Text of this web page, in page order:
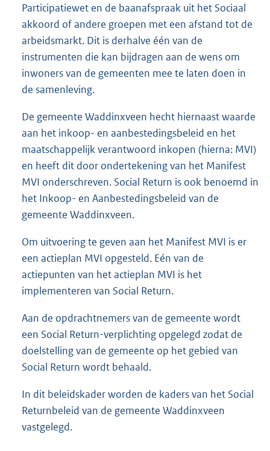
Participatiewet en de baanafspraak uit het Sociaal
akkoord of andere groepen met een afstand tot de
arbeidsmarkt. Dit is derhalve één van de
instrumenten die kan bijdragen aan de wens om
inwoners van de gemeenten mee te laten doen in
de samenleving.
De gemeente Waddinxveen hecht hiernaast waarde
aan het inkoop- en aanbestedingsbeleid en het
maatschappelijk verantwoord inkopen (hierna: MVI)
en heeft dit door ondertekening van het Manifest
MVI onderschreven. Social Return is ook benoemd in
het Inkoop- en Aanbestedingsbeleid van de
gemeente Waddinxveen.
Om uitvoering te geven aan het Manifest MVI is er
een actieplan MVI opgesteld. Eén van de
actiepunten van het actieplan MVI is het
implementeren van Social Return.
Aan de opdrachtnemers van de gemeente wordt
een Social Return-verplichting opgelegd zodat de
doelstelling van de gemeente op het gebied van
Social Return wordt behaald.
In dit beleidskader worden de kaders van het Social
Returnbeleid van de gemeente Waddinxveen
vastgelegd.